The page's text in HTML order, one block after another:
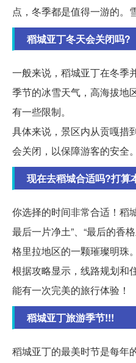
点，冬季都是值得一游的。
稻城亚丁冬天会关闭吗?
一般来说，稻城亚丁在冬季
季节的冰雪天气，高海拔地
有一些限制。
具体来说，景区内从贡嘎措
会关闭，以保障游客的安全。
现在去稻城合适吗?打算
你选择的时间非常合适！稻
最后一片净土”、“最后的香
格里拉地区的一颗璀璨明珠。
根据攻略显示，线路规划和
能有一次完美的旅行体验！
稻城亚丁旅游季节!!!
稻城亚丁的最美时节是每年